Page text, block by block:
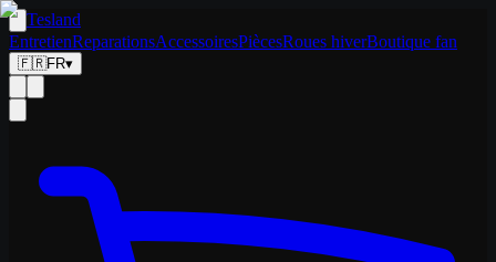
Tesland
EntretienReparationsAccessoiresPiècesRoues hiverBoutique fan
🇫🇷FR▾